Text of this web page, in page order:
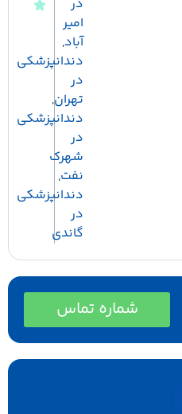
دندانپزشکی
دندانپزشکی
دندانپزشکی
شماره تماس